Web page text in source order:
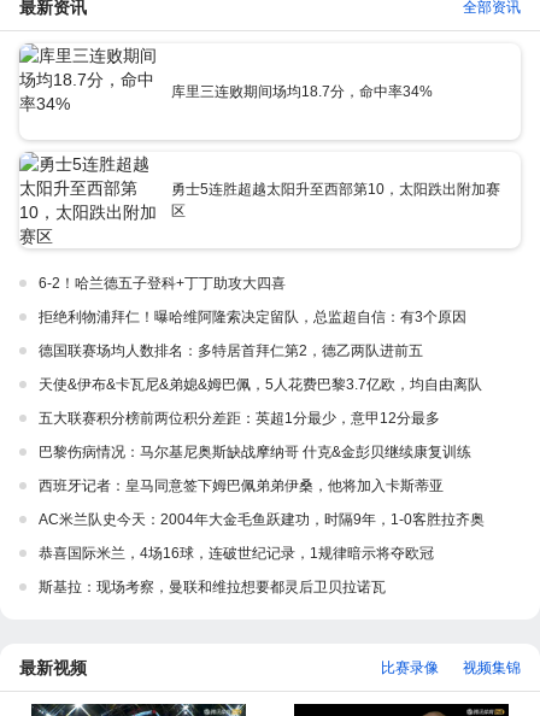
最新资讯 全部资讯
库里三连败期间场均18.7分，命中率34%
勇士5连胜超越太阳升至西部第10，太阳跌出附加赛
区
6-2！哈兰德五子登科+丁丁助攻大四喜
拒绝利物浦拜仁！曝哈维阿隆索决定留队，总监超自信：有3个原因
德国联赛场均人数排名：多特居首拜仁第2，德乙两队进前五
天使&伊布&卡瓦尼&弟媳&姆巴佩，5人花费巴黎3.7亿欧，均自由离队
五大联赛积分榜前两位积分差距：英超1分最少，意甲12分最多
巴黎伤病情况：马尔基尼奥斯缺战摩纳哥 什克&金彭贝继续康复训练
西班牙记者：皇马同意签下姆巴佩弟弟伊桑，他将加入卡斯蒂亚
AC米兰队史今天：2004年大金毛鱼跃建功，时隔9年，1-0客胜拉齐奥
恭喜国际米兰，4场16球，连破世纪记录，1规律暗示将夺欧冠
斯基拉：现场考察，曼联和维拉想要都灵后卫贝拉诺瓦
最新视频 视频集锦
比赛录像